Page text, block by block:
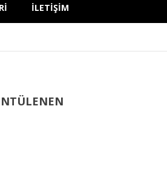
İLETİŞİM